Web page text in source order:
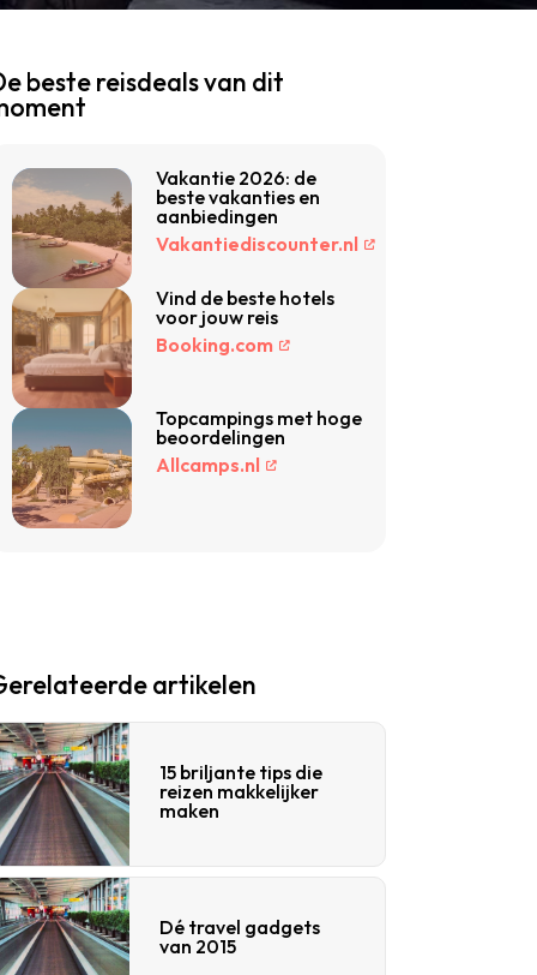
beste reisdeals van dit
Vakantie 2026: de
beste vakanties en
aanbiedingen
Vakantiediscounter.nl
Vind de beste hotels
voor jouw reis
Booking.com
Topcampings met hoge
beoordelingen
Allcamps.nl
artikelen
15 briljante tips die
reizen makkelijker
maken
Dé travel gadgets
van 2015